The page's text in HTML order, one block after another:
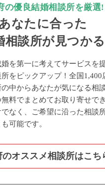
の優良結婚相談所を厳選
なたに合った
相談所が見つかる
を第一に考えてサービスを
をピックアップ！全国1,400
中からあなたが気になる相
料でまとめてお取り寄せでき
でなく、ご希望に沿った相談
可能です。
のオススメ相談所はこち